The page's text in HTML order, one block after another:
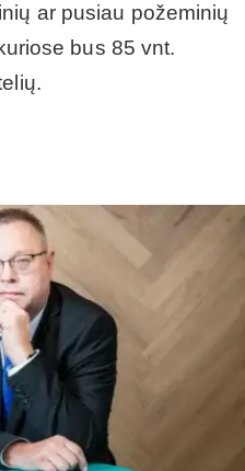
ar pusiau požeminių
bus 85 vnt.